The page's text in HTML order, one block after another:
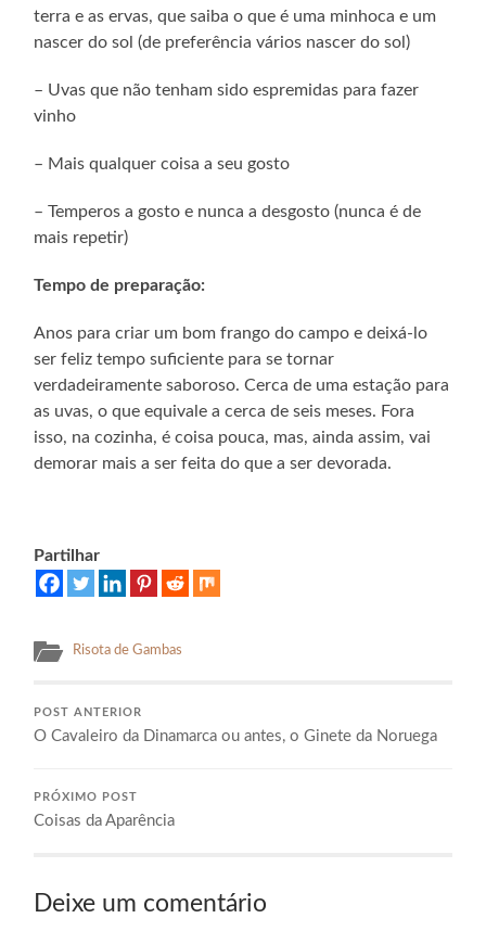
terra e as ervas, que saiba o que é uma minhoca e um
nascer do sol (de preferência vários nascer do sol)
– Uvas que não tenham sido espremidas para fazer
vinho
– Mais qualquer coisa a seu gosto
– Temperos a gosto e nunca a desgosto (nunca é de
mais repetir)
Tempo de preparação:
Anos para criar um bom frango do campo e deixá-lo
ser feliz tempo suficiente para se tornar
verdadeiramente saboroso. Cerca de uma estação para
as uvas, o que equivale a cerca de seis meses. Fora
isso, na cozinha, é coisa pouca, mas, ainda assim, vai
demorar mais a ser feita do que a ser devorada.
Partilhar
Risota de Gambas
POST ANTERIOR
O Cavaleiro da Dinamarca ou antes, o Ginete da Noruega
PRÓXIMO POST
Coisas da Aparência
Deixe um comentário